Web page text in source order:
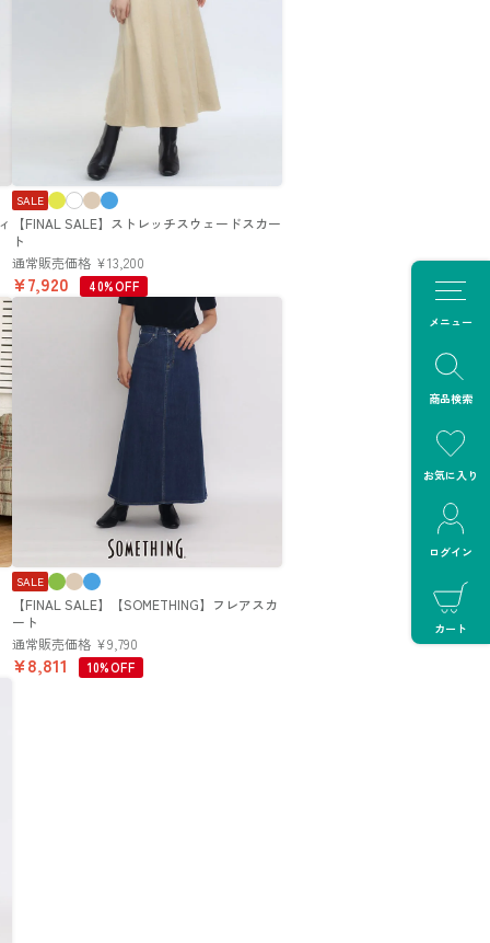
メニュー
商品検索
お気に入り
ログイン
カート
【FINAL SALE】ストレッチスウェードスカー
ト
SALE
通常販売価格 ¥13,200
¥7,920 40%OFF
【FINAL SALE】【SOMETHING】フレアスカ
ート
SALE
通常販売価格 ¥9,790
¥8,811 10%OFF